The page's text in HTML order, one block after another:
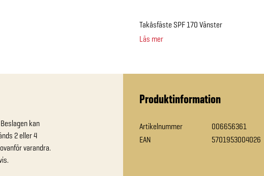
Takåsfäste SPF 170 Vänster
Läs mer
kan
2 eller 4
varandra.
Produktinformation
Artikelnummer
006656361
EAN
5701953004026